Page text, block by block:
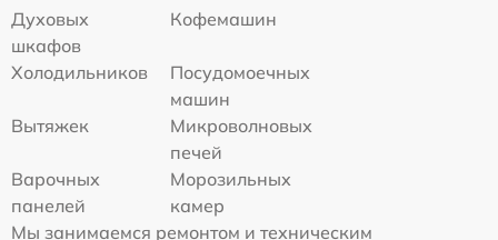
Духовых
шкафов
Кофемашин
Холодильников
Посудомоечных
машин
Вытяжек
Микроволновых
печей
Варочных
панелей
Морозильных
камер
Мы занимаемся ремонтом и техническим